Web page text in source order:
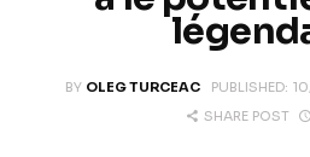
Climate
Markets
BY OLEG TURCEAC PUBLISHED:
SHARE POST